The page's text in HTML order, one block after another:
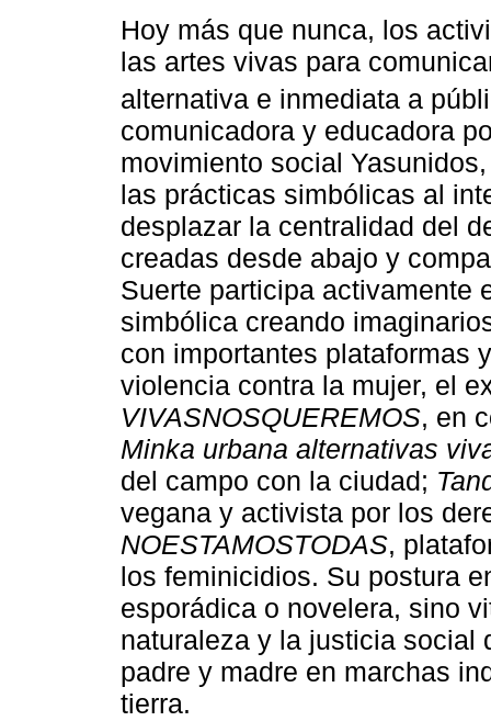
Hoy más que nunca, los
las artes vivas para
alternativa e inmediata a
comunicadora y educadora
movimiento social
las prácticas simbólicas al
desplazar la centralidad del
creadas desde abajo y
Suerte participa activamente
simbólica creando
con importantes plataformas
violencia contra la mujer, el
VIVASNOSQUEREMOS, en
Minka urbana alternativas
del campo con la ciudad;
vegana y activista por los
NOESTAMOSTODAS,
los feminicidios. Su postura
esporádica o novelera, sino
naturaleza y la justicia social
padre y madre en marchas
tierra.